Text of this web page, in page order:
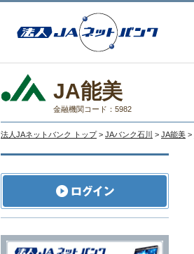
JA能美
金融機関コード：5982
法人JAネットバンク トップ > JAバンク石川 > JA能美 >